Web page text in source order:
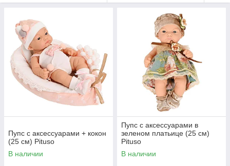
Пупс с аксессуарами + кокон
(25 см) Pituso
В наличии
Пупс с аксессуарами в
зеленом платьице (25 см)
Pituso
В наличии